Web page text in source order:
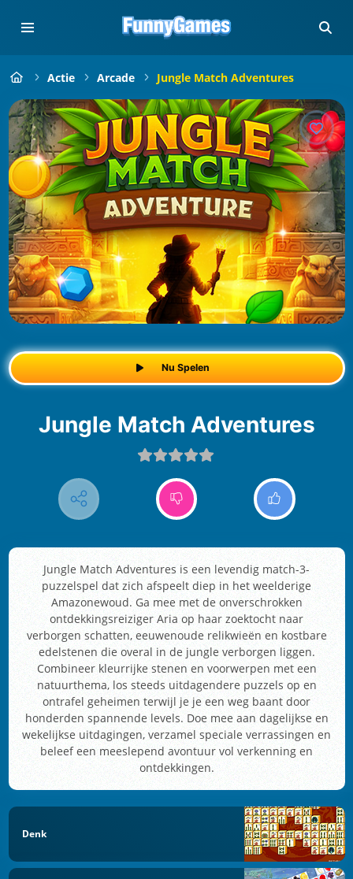
Actie Arcade Jungle Match Adventures
Nu Spelen
Jungle Match Adventures
Jungle Match Adventures is een levendig match-3-
puzzelspel dat zich afspeelt diep in het weelderige
Amazonewoud. Ga mee met de onverschrokken
ontdekkingsreiziger Aria op haar zoektocht naar
verborgen schatten, eeuwenoude relikwieën en kostbare
edelstenen die overal in de jungle verborgen liggen.
Combineer kleurrijke stenen en voorwerpen met een
natuurthema, los steeds uitdagendere puzzels op en
ontrafel geheimen terwijl je je een weg baant door
honderden spannende levels. Doe mee aan dagelijkse en
wekelijkse uitdagingen, verzamel speciale verrassingen en
beleef een meeslepend avontuur vol verkenning en
ontdekkingen.
Denk